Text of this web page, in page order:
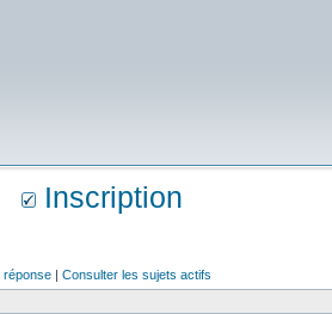
Inscription
réponse | Consulter les sujets actifs